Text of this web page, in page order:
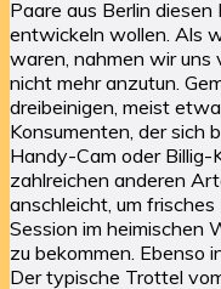
Paare aus Berlin diesen
entwickeln wollen. Als
waren, nahmen wir uns
nicht mehr anzutun.
dreibeinigen, meist
Konsumenten, der
Handy-Cam oder Billig-
zahlreichen anderen
anschleicht, um
Session im heimischen
zu bekommen. Ebenso
Der typische Trottel